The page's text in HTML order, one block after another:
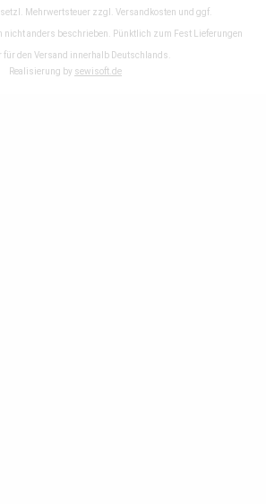
Mehrwertsteuer zzgl. Versandkosten und ggf.
nicht anders beschrieben. Pünktlich zum Fest Lieferungen
für den Versand innerhalb Deutschlands.
Realisierung by sewisoft.de